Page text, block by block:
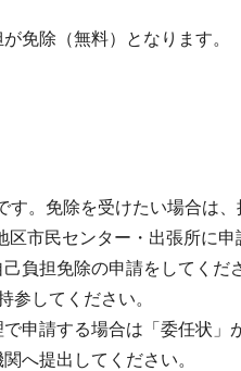
免除（無料）となります。
。免除を受けたい場合は
市民センター・出張所に
負担免除の申請をしてくだ
参してください。
申請する場合は「委任状」
へ提出してください。